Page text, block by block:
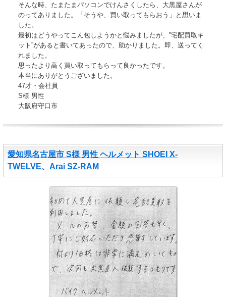
そんな時、たまたまパソコンでけんさくしたら、大黒屋さんが
のってありました。「そうや、買い取ってもらおう」と思いま
した。
最初はどうやってこん包しようかと悩みましたが、”宅配買取キ
ット”があると書いてあったので、助かりました。即、送ってく
れました。
思ったより高く買い取ってもらって良かったです。
本当にありがとうございました。
47才・会社員
S様 男性
大阪府守口市
愛知県名古屋市 S様 男性 ヘルメット SHOEI X-
TWELVE、Arai SZ-RAM